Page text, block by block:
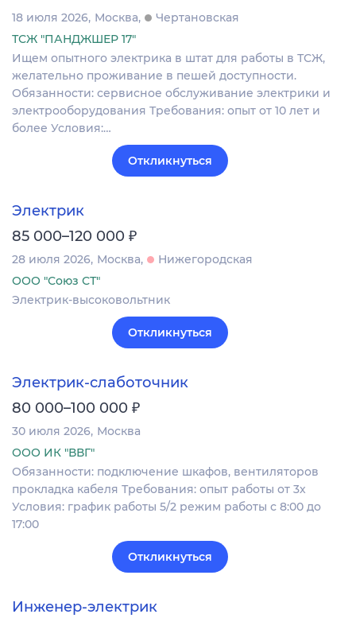
18 июля 2026 Москва
Чертановская
ТСЖ "ПАНДЖШЕР 17"
Ищем опытного электрика в штат для работы в ТСЖ,
желательно проживание в пешей доступности.
Обязанности: сервисное обслуживание электрики и
электрооборудования Требования: опыт от 10 лет и
более Условия:…
Откликнуться
Электрик
85 000–120 000 ₽
28 июля 2026 Москва
Нижегородская
ООО "Союз СТ"
Электрик-высоковольтник
Откликнуться
Электрик-слаботочник
80 000–100 000 ₽
30 июля 2026 Москва
ООО ИК "ВВГ"
Обязанности: подключение шкафов, вентиляторов
прокладка кабеля Требования: опыт работы от 3х
Условия: график работы 5/2 режим работы с 8:00 до
17:00
Откликнуться
Инженер-электрик